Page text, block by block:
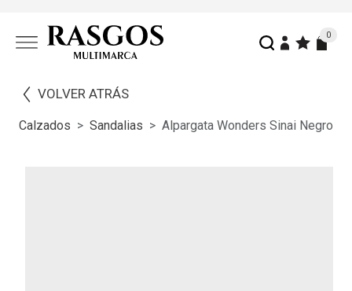
0
VOLVER ATRÁS
Calzados Sandalias Alpargata Wonders Sinai Negro